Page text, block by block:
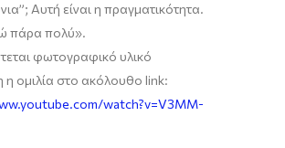
”; Αυτή είναι η πραγματικότητα.
πάρα πολύ».
φωτογραφικό υλικό
η ομιλία στο ακόλουθο link:
watch?v=V3MM-